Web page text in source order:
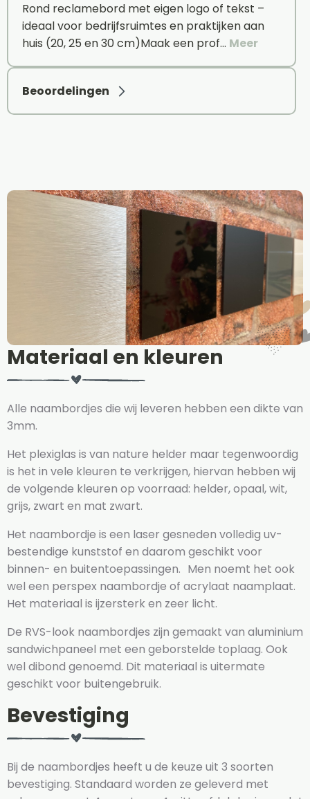
Rond reclamebord met eigen logo of tekst –
ideaal voor bedrijfsruimtes en praktijken aan
huis (20, 25 en 30 cm)Maak een prof… Meer
Beoordelingen
Materiaal en kleuren
Alle naambordjes die wij leveren hebben een dikte van
3mm.
Het plexiglas is van nature helder maar tegenwoordig
is het in vele kleuren te verkrijgen, hiervan hebben wij
de volgende kleuren op voorraad: helder, opaal, wit,
grijs, zwart en mat zwart.
Het naambordje is een laser gesneden volledig uv-
bestendige kunststof en daarom geschikt voor
binnen- en buitentoepassingen. Men noemt het ook
wel een perspex naambordje of acrylaat naamplaat.
Het materiaal is ijzersterk en zeer licht.
De RVS-look naambordjes zijn gemaakt van aluminium
sandwichpaneel met een geborstelde toplaag. Ook
wel dibond genoemd. Dit materiaal is uitermate
geschikt voor buitengebruik.
Bevestiging
Bij de naambordjes heeft u de keuze uit 3 soorten
bevestiging. Standaard worden ze geleverd met